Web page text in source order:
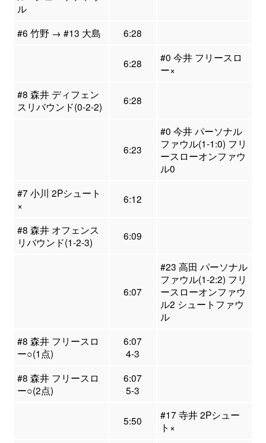
ル
#6 竹野 → #13 大島
6:28
6:28
#0 今井 フリースロ
ー×
#8 森井 ディフェン
スリバウンド(0-2-2)
6:28
6:23
#0 今井 パーソナル
ファウル(1-1:0) フリ
ースローオンファウ
ル0
#7 小川 2Pシュート
×
6:12
#8 森井 オフェンス
リバウンド(1-2-3)
6:09
6:07
#23 高田 パーソナル
ファウル(1-2:2) フリ
ースローオンファウ
ル2 シュートファウ
ル
#8 森井 フリースロ
ー○(1点)
6:07
4-3
#8 森井 フリースロ
ー○(2点)
6:07
5-3
5:50
#17 寺井 2Pシュー
ト×